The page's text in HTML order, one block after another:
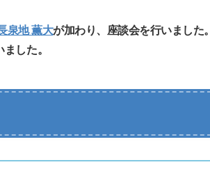
泉地 薫大が加わり、座談会を行いました。
した。